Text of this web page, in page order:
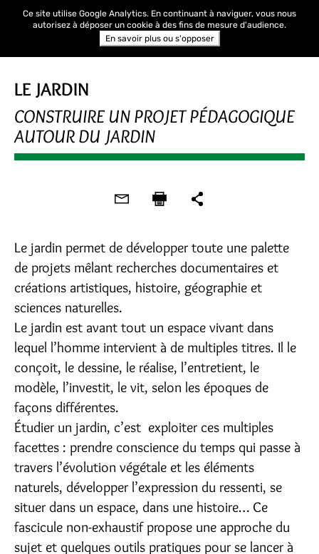
LE JARDIN
CONSTRUIRE UN PROJET PÉDAGOGIQUE
AUTOUR DU JARDIN
Le jardin permet de développer toute une palette
de projets mêlant recherches documentaires et
créations artistiques, histoire, géographie et
sciences naturelles.
Le jardin est avant tout un espace vivant dans
lequel l’homme intervient à de multiples titres. Il le
conçoit, le dessine, le réalise, l’entretient, le
modèle, l’investit, le vit, selon les époques de
façons différentes.
Étudier un jardin, c’est exploiter ces multiples
facettes : prendre conscience du temps qui passe à
travers l’évolution végétale et les éléments
naturels, développer l’expression du ressenti, se
situer dans un espace, dans une histoire… Ce
fascicule non-exhaustif propose une approche du
sujet et quelques outils pratiques pour se lancer à
Ce site utilise Google Analytics. En continuant à naviguer, vous nous
autorisez à déposer un cookie à des fins de mesure d'audience.
En savoir plus ou s'opposer